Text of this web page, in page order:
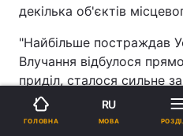
декілька об'єктів
"Найбільше постраждав
Влучання відбулося
приділ, сталося сильне
частина собору палала.
локалізувати пожежу,
ГОЛОВНА
RU
МОВА